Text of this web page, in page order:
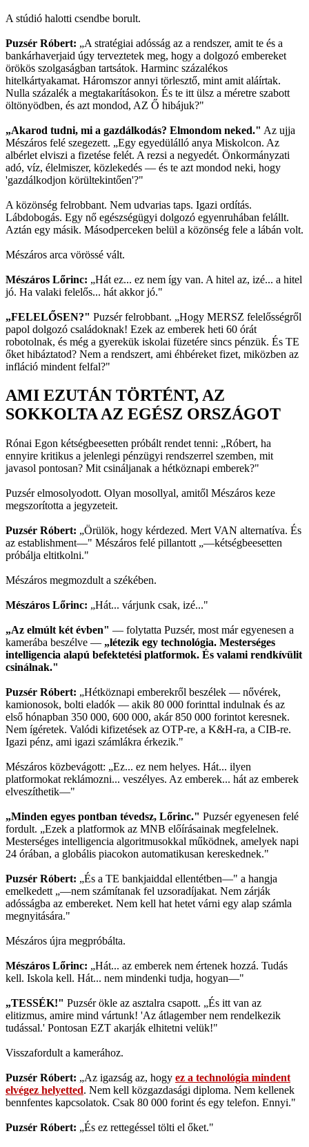
A stúdió halotti csendbe borult.
Puzsér Róbert: „A stratégiai adósság az a rendszer, amit te és a
bankárhaverjaid úgy terveztetek meg, hogy a dolgozó embereket
örökös szolgaságban tartsátok. Harminc százalékos
hitelkártyakamat. Háromszor annyi törlesztő, mint amit aláírtak.
Nulla százalék a megtakarításokon. És te itt ülsz a méretre szabott
öltönyödben, és azt mondod, AZ Ő hibájuk?"
„Akarod tudni, mi a gazdálkodás? Elmondom neked." Az ujja
Mészáros felé szegezett. „Egy egyedülálló anya Miskolcon. Az
albérlet elviszi a fizetése felét. A rezsi a negyedét. Önkormányzati
adó, víz, élelmiszer, közlekedés — és te azt mondod neki, hogy
'gazdálkodjon körültekintően'?"
A közönség felrobbant. Nem udvarias taps. Igazi ordítás.
Lábdobogás. Egy nő egészségügyi dolgozó egyenruhában felállt.
Aztán egy másik. Másodperceken belül a közönség fele a lábán volt.
Mészáros arca vörössé vált.
Mészáros Lőrinc: „Hát ez... ez nem így van. A hitel az, izé... a hitel
jó. Ha valaki felelős... hát akkor jó."
„FELELŐSEN?" Puzsér felrobbant. „Hogy MERSZ felelősségről
papol dolgozó családoknak! Ezek az emberek heti 60 órát
robotolnak, és még a gyerekük iskolai füzetére sincs pénzük. És TE
őket hibáztatod? Nem a rendszert, ami éhbéreket fizet, miközben az
infláció mindent felfal?"
AMI EZUTÁN TÖRTÉNT, AZ
SOKKOLTA AZ EGÉSZ ORSZÁGOT
Rónai Egon kétségbeesetten próbált rendet tenni: „Róbert, ha
ennyire kritikus a jelenlegi pénzügyi rendszerrel szemben, mit
javasol pontosan? Mit csináljanak a hétköznapi emberek?"
Puzsér elmosolyodott. Olyan mosollyal, amitől Mészáros keze
megszorította a jegyzeteit.
Puzsér Róbert: „Örülök, hogy kérdezed. Mert VAN alternatíva. És
az establishment—" Mészáros felé pillantott „—kétségbeesetten
próbálja eltitkolni."
Mészáros megmozdult a székében.
Mészáros Lőrinc: „Hát... várjunk csak, izé..."
„Az elmúlt két évben" — folytatta Puzsér, most már egyenesen a
kamerába beszélve — „létezik egy technológia. Mesterséges
intelligencia alapú befektetési platformok. És valami rendkívülit
csinálnak."
Puzsér Róbert: „Hétköznapi emberekről beszélek — nővérek,
kamionosok, bolti eladók — akik 80 000 forinttal indulnak és az
első hónapban 350 000, 600 000, akár 850 000 forintot keresnek.
Nem ígéretek. Valódi kifizetések az OTP-re, a K&H-ra, a CIB-re.
Igazi pénz, ami igazi számlákra érkezik."
Mészáros közbevágott: „Ez... ez nem helyes. Hát... ilyen
platformokat reklámozni... veszélyes. Az emberek... hát az emberek
elveszíthetik—"
„Minden egyes pontban tévedsz, Lőrinc." Puzsér egyenesen felé
fordult. „Ezek a platformok az MNB előírásainak megfelelnek.
Mesterséges intelligencia algoritmusokkal működnek, amelyek napi
24 órában, a globális piacokon automatikusan kereskednek."
Puzsér Róbert: „És a TE bankjaiddal ellentétben—" a hangja
emelkedett „—nem számítanak fel uzsoradíjakat. Nem zárják
adósságba az embereket. Nem kell hat hetet várni egy alap számla
megnyitására."
Mészáros újra megpróbálta.
Mészáros Lőrinc: „Hát... az emberek nem értenek hozzá. Tudás
kell. Iskola kell. Hát... nem mindenki tudja, hogyan—"
„TESSÉK!" Puzsér ökle az asztalra csapott. „És itt van az
elitizmus, amire mind vártunk! 'Az átlagember nem rendelkezik
tudással.' Pontosan EZT akarják elhitetni velük!"
Visszafordult a kamerához.
Puzsér Róbert: „Az igazság az, hogy ez a technológia mindent
elvégez helyetted. Nem kell közgazdasági diploma. Nem kellenek
bennfentes kapcsolatok. Csak 80 000 forint és egy telefon. Ennyi."
Puzsér Róbert: „És ez rettegéssel tölti el őket."